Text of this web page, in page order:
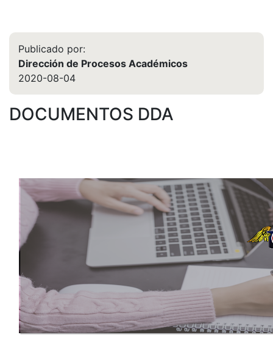
Publicado por:
Dirección de Procesos Académicos
2020-08-04
DOCUMENTOS DDA